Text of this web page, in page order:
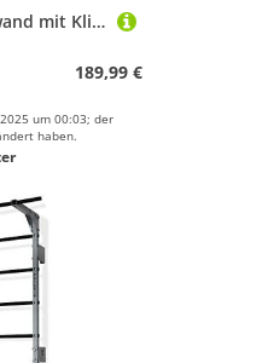
Potenza Sprossenwand mit Klimmzugstange Pull Up Bar Turngeräte Fitness Turnwand Klettergerüst bis 250kg Kletterwand Gym Sportgerät für Erwachsene Heim Turnhalle (Grau - mit Klimmzugstange)
189,99 €
um 00:03; der
haben.